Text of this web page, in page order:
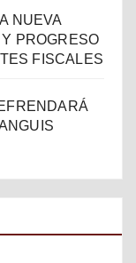
NUEVA
PROGRESO
FISCALES